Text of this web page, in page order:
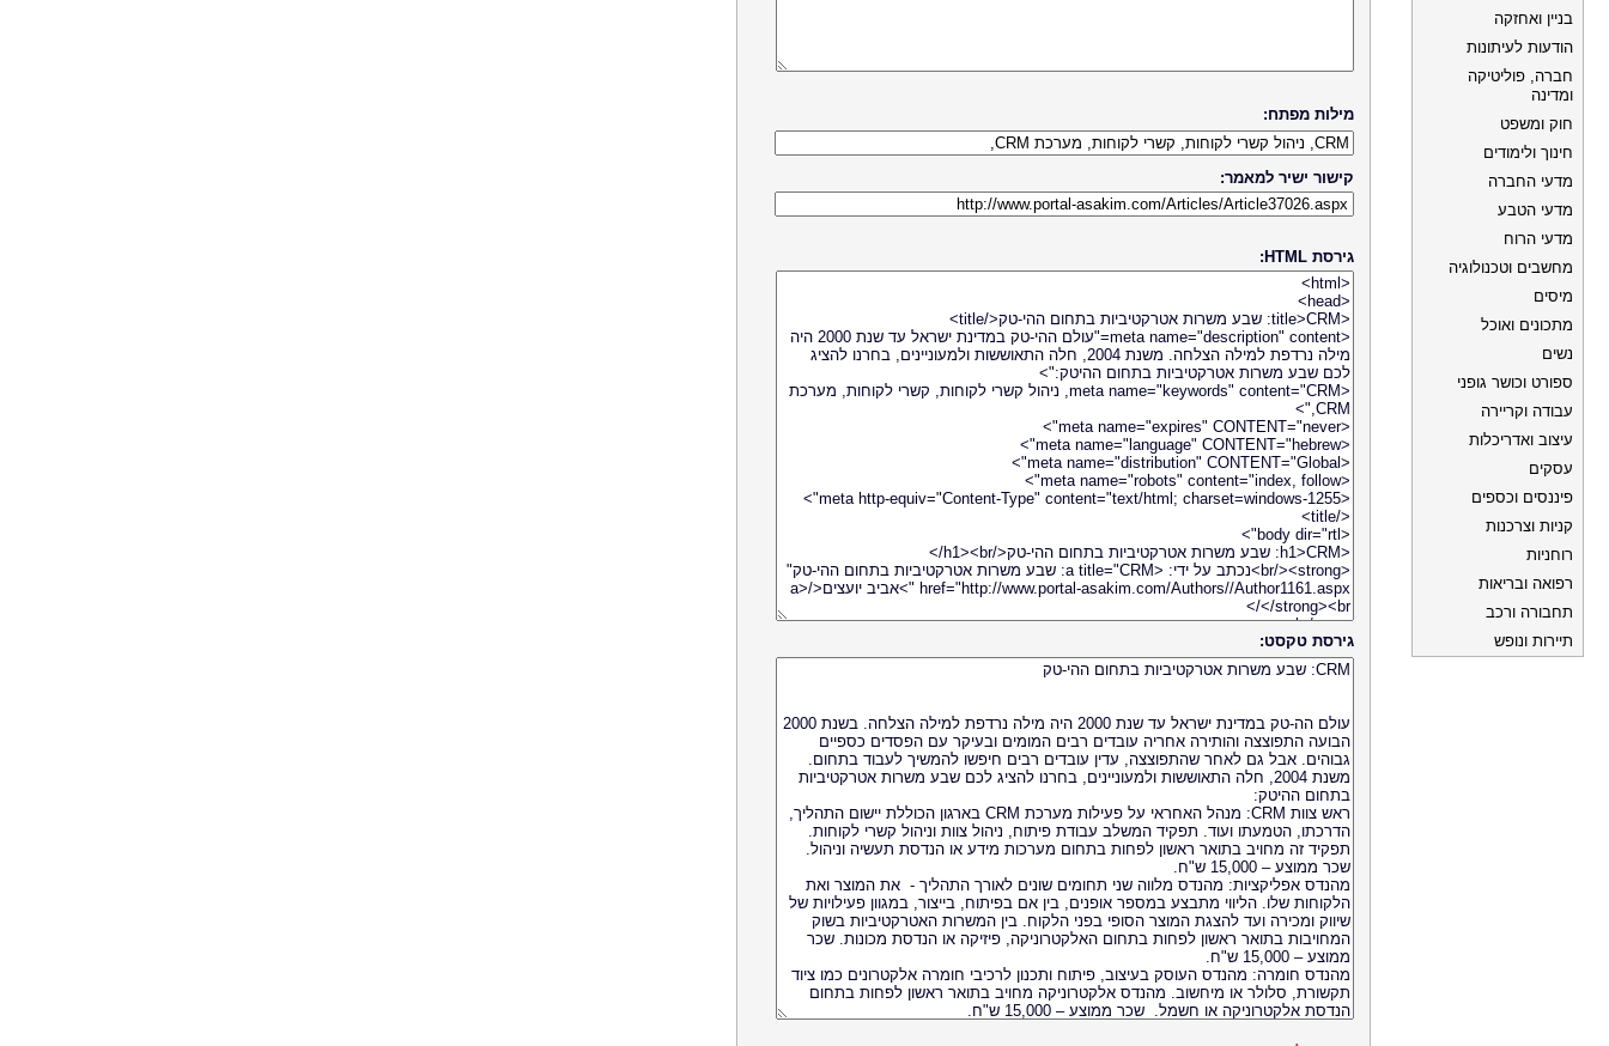
מילות מפתח:
קישור ישיר למאמר:
גירסת HTML:
גירסת טקסט:
בניין ואחזקה
הודעות לעיתונות
חברה, פוליטיקה
ומדינה
חוק ומשפט
חינוך ולימודים
מדעי החברה
מדעי הטבע
מדעי הרוח
מחשבים וטכנולוגיה
מיסים
מתכונים ואוכל
נשים
ספורט וכושר גופני
עבודה וקריירה
עיצוב ואדריכלות
עסקים
פיננסים וכספים
קניות וצרכנות
רוחניות
רפואה ובריאות
תחבורה ורכב
תיירות ונופש